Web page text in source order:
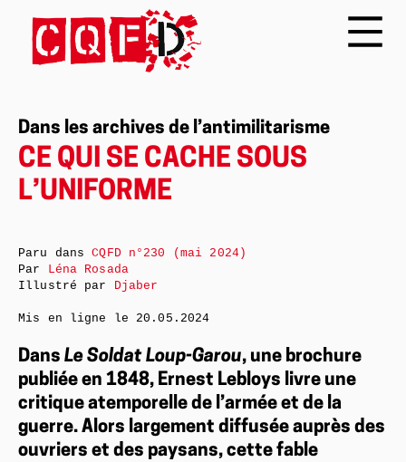
Dans les archives de l’antimilitarisme
CE QUI SE CACHE SOUS
L’UNIFORME
Dans Le Soldat Loup-Garou, une brochure
publiée en 1848, Ernest Lebloys livre une
critique atemporelle de l’armée et de la
guerre. Alors largement diffusée auprès des
ouvriers et des paysans, cette fable
Paru dansCQFD n°230 (mai 2024)
Par Léna Rosada
Illustré par Djaber
Mis en ligne le 20.05.2024